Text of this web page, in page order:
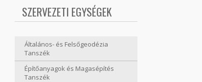
SZERVEZETI EGYSÉGEK
Általános- és Felsőgeodézia
Tanszék
Építőanyagok és Magasépítés
Tanszék